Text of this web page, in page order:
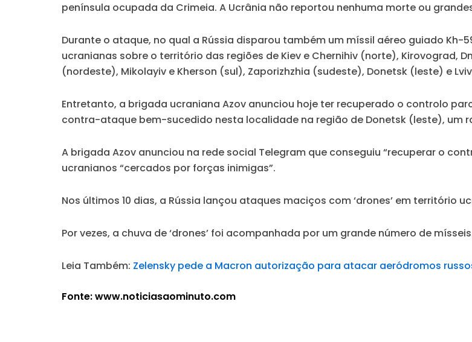
península ocupada da Crimeia. A Ucrânia não reportou nenhuma morte ou
Durante o ataque, no qual a Rússia disparou também um míssil aéreo guiado Kh-
ucranianas sobre o território das regiões de Kiev e Chernihiv (norte), Kirovograd,
(nordeste), Mikolayiv e Kherson (sul), Zaporizhzhia (sudeste), Donetsk (leste) e
Entretanto, a brigada ucraniana Azov anunciou hoje ter recuperado o controlo
contra-ataque bem-sucedido nesta localidade na região de Donetsk (leste), um
A brigada Azov anunciou na rede social Telegram que conseguiu “recuperar o
ucranianos “cercados por forças inimigas”.
Nos últimos 10 dias, a Rússia lançou ataques maciços com ‘drones’ em território
Por vezes, a chuva de ‘drones’ foi acompanhada por um grande número de
Leia Também: Zelensky pede a Macron autorização para atacar aeródromos
Fonte: www.noticiasaominuto.com